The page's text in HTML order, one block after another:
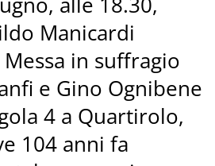
Manicardi
in suffragio
e Gino Ognibene
4 a Quartirolo,
104 anni fa